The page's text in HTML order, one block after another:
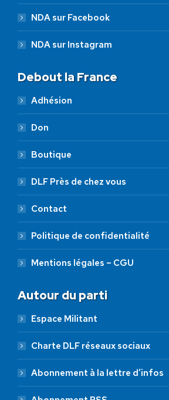
NDA sur Facebook
NDA sur Instagram
Debout la France
Adhésion
Don
Boutique
DLF Près de chez vous
Contact
Politique de confidentialité
Mentions légales – CGU
Autour du parti
Espace Militant
Charte DLF réseaux sociaux
Abonnement à la lettre d’infos